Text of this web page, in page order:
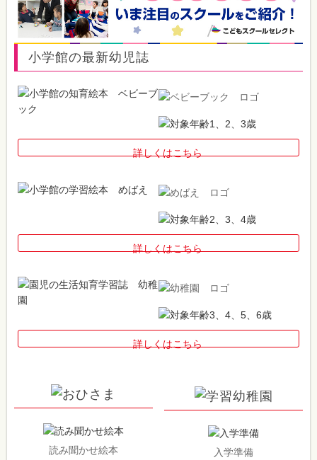
小学館の最新幼児誌
詳しくはこちら
詳しくはこちら
詳しくはこちら
読み聞かせ絵本 入学準備